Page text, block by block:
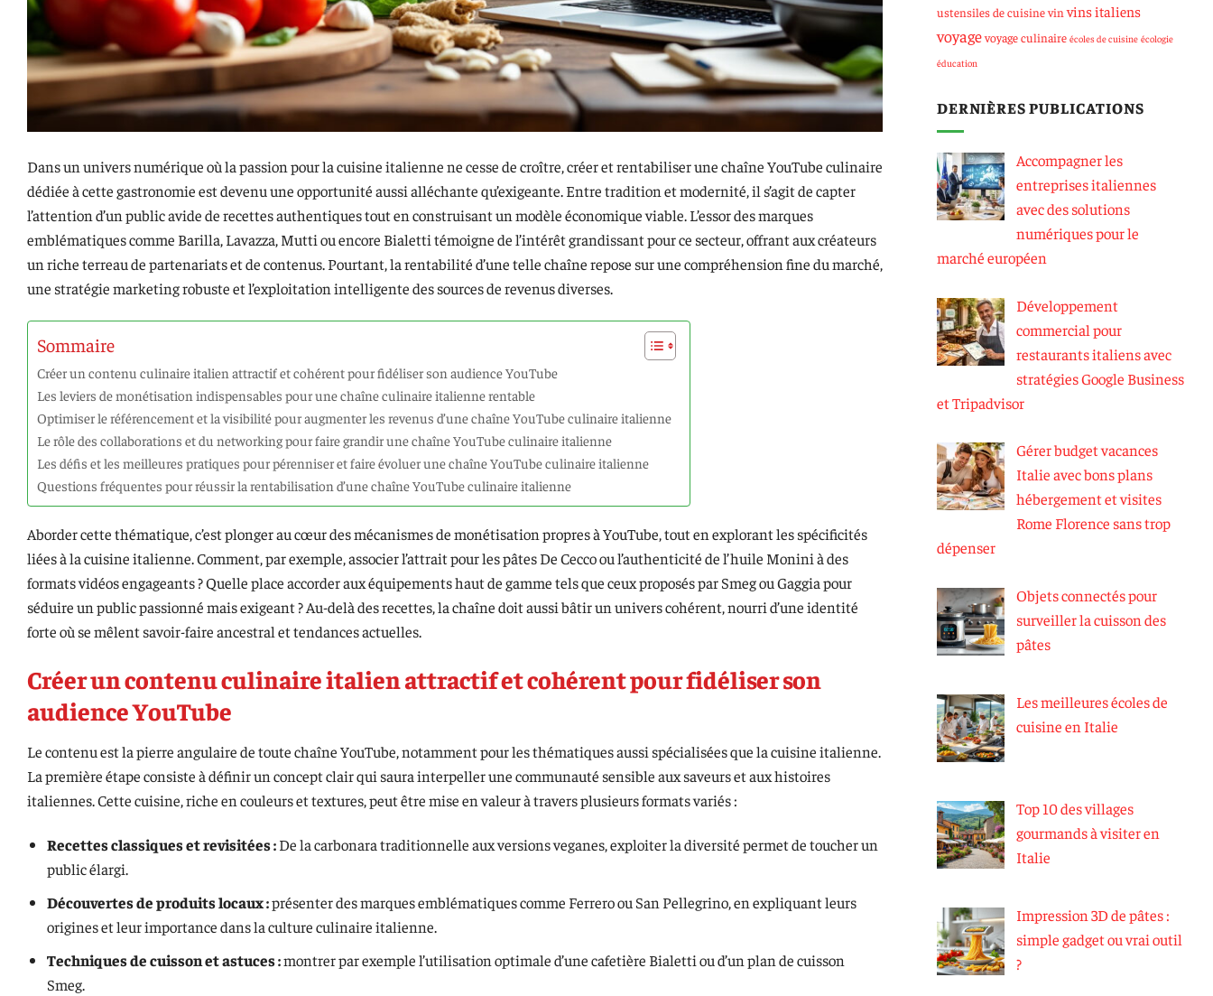
Dans un univers numérique où la passion pour la cuisine italienne ne cesse de croître, créer et rentabiliser une chaîne YouTube culinaire
dédiée à cette gastronomie est devenu une opportunité aussi alléchante qu’exigeante. Entre tradition et modernité, il s’agit de capter
l’attention d’un public avide de recettes authentiques tout en construisant un modèle économique viable. L’essor des marques
emblématiques comme Barilla, Lavazza, Mutti ou encore Bialetti témoigne de l’intérêt grandissant pour ce secteur, offrant aux créateurs
un riche terreau de partenariats et de contenus. Pourtant, la rentabilité d’une telle chaîne repose sur une compréhension fine du marché,
une stratégie marketing robuste et l’exploitation intelligente des sources de revenus diverses.
Sommaire
Créer un contenu culinaire italien attractif et cohérent pour fidéliser son audience YouTube
Les leviers de monétisation indispensables pour une chaîne culinaire italienne rentable
Optimiser le référencement et la visibilité pour augmenter les revenus d’une chaîne YouTube culinaire italienne
Le rôle des collaborations et du networking pour faire grandir une chaîne YouTube culinaire italienne
Les défis et les meilleures pratiques pour pérenniser et faire évoluer une chaîne YouTube culinaire italienne
Questions fréquentes pour réussir la rentabilisation d’une chaîne YouTube culinaire italienne
Aborder cette thématique, c’est plonger au cœur des mécanismes de monétisation propres à YouTube, tout en explorant les spécificités
liées à la cuisine italienne. Comment, par exemple, associer l’attrait pour les pâtes De Cecco ou l’authenticité de l’huile Monini à des
formats vidéos engageants ? Quelle place accorder aux équipements haut de gamme tels que ceux proposés par Smeg ou Gaggia pour
séduire un public passionné mais exigeant ? Au-delà des recettes, la chaîne doit aussi bâtir un univers cohérent, nourri d’une identité
forte où se mêlent savoir-faire ancestral et tendances actuelles.
Créer un contenu culinaire italien attractif et cohérent pour fidéliser son
audience YouTube
Le contenu est la pierre angulaire de toute chaîne YouTube, notamment pour les thématiques aussi spécialisées que la cuisine italienne.
La première étape consiste à définir un concept clair qui saura interpeller une communauté sensible aux saveurs et aux histoires
italiennes. Cette cuisine, riche en couleurs et textures, peut être mise en valeur à travers plusieurs formats variés :
Recettes classiques et revisitées :De la carbonara traditionnelle aux versions veganes, exploiter la diversité permet de toucher un
public élargi.
Découvertes de produits locaux :présenter des marques emblématiques comme Ferrero ou San Pellegrino, en expliquant leurs
origines et leur importance dans la culture culinaire italienne.
Techniques de cuisson et astuces :montrer par exemple l’utilisation optimale d’une cafetière Bialetti ou d’un plan de cuisson
Smeg.
ustensiles de cuisinevin vins italiens
voyagevoyage culinaire écoles de cuisine écologie
éducation
DERNIÈRES PUBLICATIONS
Accompagner les
entreprises italiennes
avec des solutions
numériques pour le
marché européen
Développement
commercial pour
restaurants italiens avec
stratégies Google Business
et Tripadvisor
Gérer budget vacances
Italie avec bons plans
hébergement et visites
Rome Florence sans trop
dépenser
Objets connectés pour
surveiller la cuisson des
pâtes
Les meilleures écoles de
cuisine en Italie
Top 10 des villages
gourmands à visiter en
Italie
Impression 3D de pâtes :
simple gadget ou vrai outil
?